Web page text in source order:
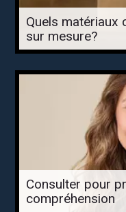
Quels matériaux
sur mesure?
Consulter pour
compréhension